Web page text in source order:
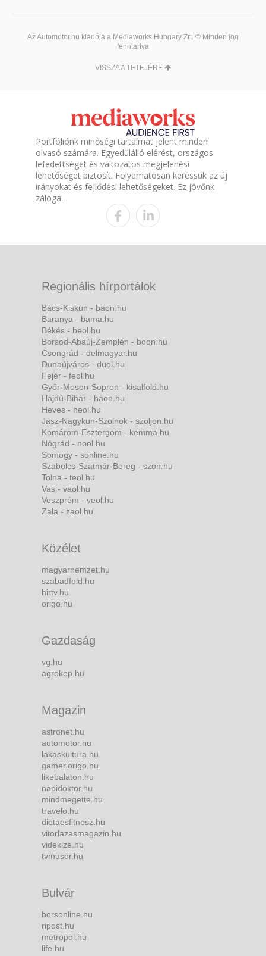
Az Automotor.hu kiadója a Mediaworks Hungary Zrt. © Minden jog
fenntartva
VISSZA A TETEJÉRE
Portfóliónk minőségi tartalmat jelent minden
olvasó számára. Egyedülálló elérést, országos
lefedettséget és változatos megjelenési
lehetőséget biztosít. Folyamatosan keressük az új
irányokat és fejlődési lehetőségeket. Ez jövőnk
záloga.
Regionális hírportálok
Bács-Kiskun - baon.hu
Baranya - bama.hu
Békés - beol.hu
Borsod-Abaúj-Zemplén - boon.hu
Csongrád - delmagyar.hu
Dunaújváros - duol.hu
Fejér - feol.hu
Győr-Moson-Sopron - kisalfold.hu
Hajdú-Bihar - haon.hu
Heves - heol.hu
Jász-Nagykun-Szolnok - szoljon.hu
Komárom-Esztergom - kemma.hu
Nógrád - nool.hu
Somogy - sonline.hu
Szabolcs-Szatmár-Bereg - szon.hu
Tolna - teol.hu
Vas - vaol.hu
Veszprém - veol.hu
Zala - zaol.hu
Közélet
magyarnemzet.hu
szabadfold.hu
hirtv.hu
origo.hu
Gazdaság
vg.hu
agrokep.hu
Magazin
astronet.hu
automotor.hu
lakaskultura.hu
gamer.origo.hu
likebalaton.hu
napidoktor.hu
mindmegette.hu
travelo.hu
dietaesfitnesz.hu
vitorlazasmagazin.hu
videkize.hu
tvmusor.hu
Bulvár
borsonline.hu
ripost.hu
metropol.hu
life.hu